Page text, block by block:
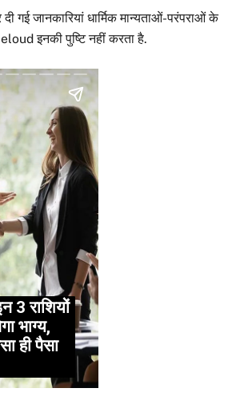
गई जानकारियां धार्मिक मान्यताओं-परंपराओं के
इनकी पुष्टि नहीं करता है.